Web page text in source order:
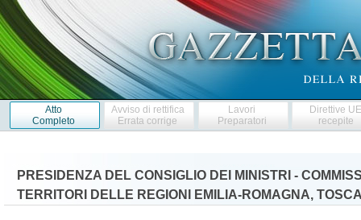
Atto
Completo
Avviso di rettifica
Errata corrige
Lavori
Preparatori
Direttive
recepite
PRESIDENZA DEL CONSIGLIO DEI MINISTRI -
TERRITORI DELLE REGIONI EMILIA-ROMAGNA,